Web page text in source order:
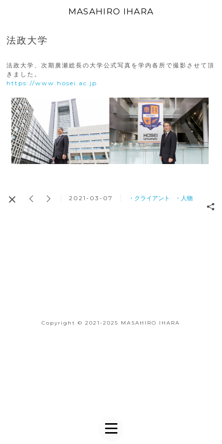
MASAHIRO IHARA
法政大学
法政大学、次期廣瀬総長の大学公式写真を学内各所で撮影させて頂
きました。
https://www.hosei.ac.jp
2021-03-07 ・クライアント ・人物
Copyright © 2021-2025 MASAHIRO IHARA